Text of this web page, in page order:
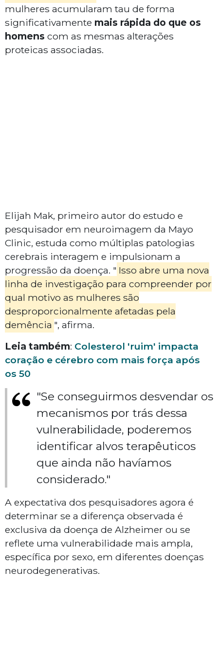
mulheres acumularam tau de forma
significativamente mais rápida do que os
homens com as mesmas alterações
proteicas associadas.
Elijah Mak, primeiro autor do estudo e
pesquisador em neuroimagem da Mayo
Clinic, estuda como múltiplas patologias
cerebrais interagem e impulsionam a
progressão da doença. " Isso abre uma nova
linha de investigação para compreender por
qual motivo as mulheres são
desproporcionalmente afetadas pela
demência ", afirma.
Leia também: Colesterol 'ruim' impacta
coração e cérebro com mais força após
os 50
"Se conseguirmos desvendar os
mecanismos por trás dessa
vulnerabilidade, poderemos
identificar alvos terapêuticos
que ainda não havíamos
considerado."
A expectativa dos pesquisadores agora é
determinar se a diferença observada é
exclusiva da doença de Alzheimer ou se
reflete uma vulnerabilidade mais ampla,
específica por sexo, em diferentes doenças
neurodegenerativas.